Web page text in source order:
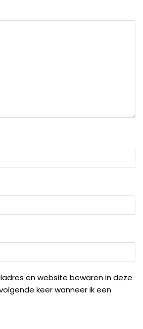
en website bewaren in deze
keer wanneer ik een